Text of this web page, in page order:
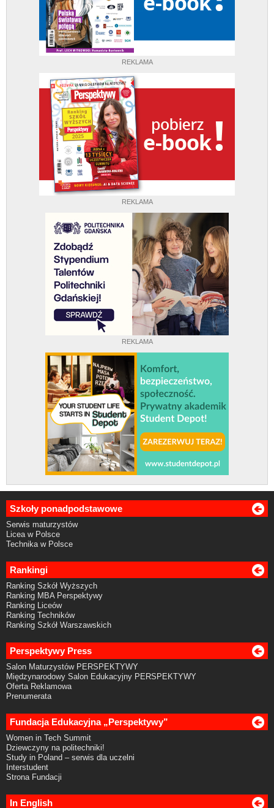
REKLAMA
REKLAMA
REKLAMA
Szkoły ponadpodstawowe
Serwis maturzystów
Licea w Polsce
Technika w Polsce
Rankingi
Ranking Szkół Wyższych
Ranking MBA Perspektywy
Ranking Liceów
Ranking Techników
Ranking Szkół Warszawskich
Perspektywy Press
Salon Maturzystów PERSPEKTYWY
Międzynarodowy Salon Edukacyjny PERSPEKTYWY
Oferta Reklamowa
Prenumerata
Fundacja Edukacyjna „Perspektywy”
Women in Tech Summit
Dziewczyny na politechniki!
Study in Poland – serwis dla uczelni
Interstudent
Strona Fundacji
In English